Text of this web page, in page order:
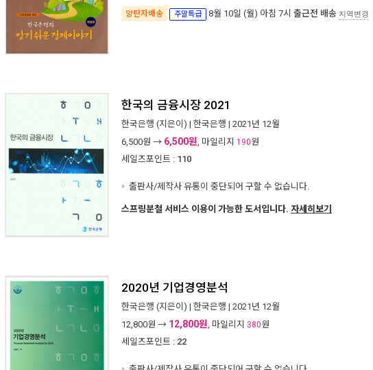
양탄자배송 주말특급 8월 10일 (월) 아침 7시 출근전 배송 지역변경
한국의 금융시장 2021
한국은행 (지은이) | 한국은행 | 2021년 12월
6,500원 → 6,500원, 마일리지 190원
세일즈포인트 : 110
출판사/제작사 유통이 중단되어 구할 수 없습니다.
스프링분철 서비스 이용이 가능한 도서입니다. 자세히보기
2020년 기업경영분석
한국은행 (지은이) | 한국은행 | 2021년 12월
12,800원 → 12,800원, 마일리지 380원
세일즈포인트 : 22